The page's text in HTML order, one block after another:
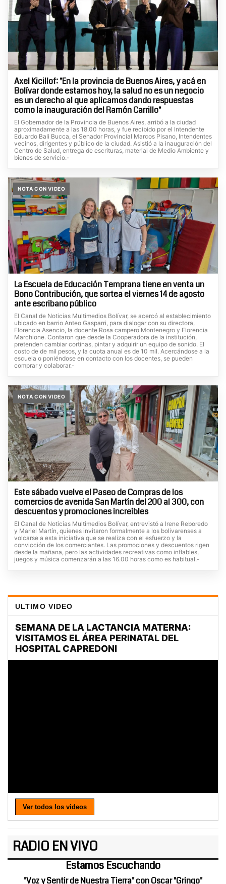
Axel Kicillof: "En la provincia de Buenos Aires, y acá en
Bolívar donde estamos hoy, la salud no es un negocio
es un derecho al que aplicamos dando respuestas
como la inauguración del Ramón Carrillo"
El Gobernador de la Provincia de Buenos Aires, arribó a la ciudad
aproximadamente a las 18.00 horas, y fue recibido por el Intendente
Eduardo Bali Bucca, el Senador Provincial Marcos Pisano, Intendentes
vecinos, dirigentes y público de la ciudad. Asistió a la inauguración del
Centro de Salud, entrega de escrituras, material de Medio Ambiente y
bienes de servicio.-
NOTA CON VIDEO
La Escuela de Educación Temprana tiene en venta un
Bono Contribución, que sortea el viernes 14 de agosto
ante escribano público
El Canal de Noticias Multimedios Bolívar, se acercó al establecimiento
ubicado en barrio Anteo Gasparri, para dialogar con su directora,
Florencia Asencio, la docente Rosa campero Montenegro y Florencia
Marchione. Contaron que desde la Cooperadora de la institución,
pretenden cambiar cortinas, pintar y adquirir un equipo de sonido. El
costo de de mil pesos, y la cuota anual es de 10 mil. Acercándose a la
escuela o poniéndose en contacto con los docentes, se pueden
comprar y colaborar.-
NOTA CON VIDEO
Este sábado vuelve el Paseo de Compras de los
comercios de avenida San Martín del 200 al 300, con
descuentos y promociones increíbles
El Canal de Noticias Multimedios Bolívar, entrevistó a Irene Reboredo
y Mariel Martín, quienes invitaron formalmente a los bolivarenses a
volcarse a esta iniciativa que se realiza con el esfuerzo y la
convicción de los comerciantes. Las promociones y descuentos rigen
desde la mañana, pero las actividades recreativas como inflables,
juegos y música comenzarán a las 16.00 horas como es habitual.-
ULTIMO VIDEO
Ver todos los videos
RADIO EN VIVO
Estamos Escuchando
"Voz y Sentir de Nuestra Tierra" con Oscar "Gringo"